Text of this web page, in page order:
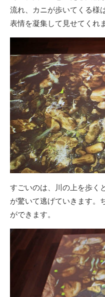
流れ、カニが歩いてくる様
表情を凝集して見せてくれ
すごいのは、川の上を歩く
が驚いて逃げていきます。
ができます。